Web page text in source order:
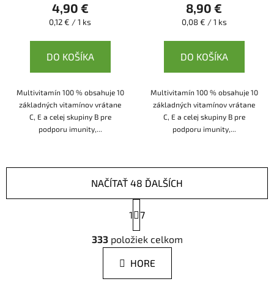
4,90 €
Jednotková
0,12 € / 1 ks
DO KOŠÍKA
Multivitamín 100 % obsahuje 10
základných vitamínov vrátane
C, E a celej skupiny B pre
podporu imunity,...
8,90 €
Jednotková
0,08 € / 1 ks
DO KOŠÍKA
Multivitamín 100 % obsahuje 10
základných vitamínov vrátane
C, E a celej skupiny B pre
podporu imunity,...
O
v
l
á
d
NAČÍTAŤ 48 ĎALŠÍCH
S
t
r
á
n
k
1 7
333položiek celkom
HORE